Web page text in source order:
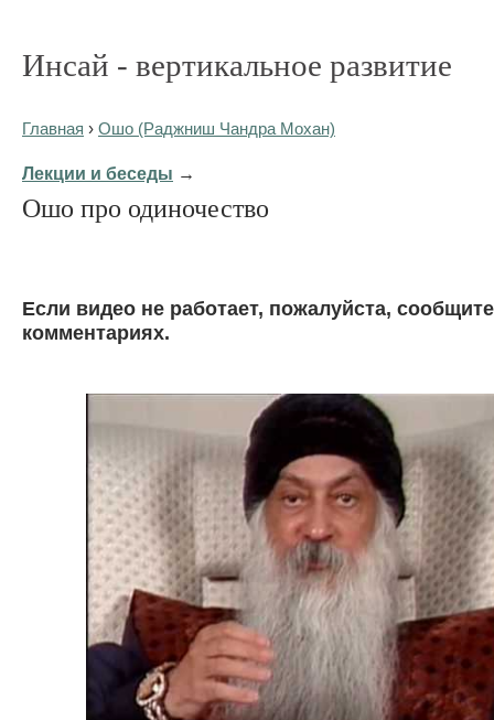
Инсай - вертикальное развитие
Главная › Ошо (Раджниш Чандра Мохан)
Лекции и беседы →
Ошо про одиночество
Eсли видео не работает, пожалуйста,
комментариях.